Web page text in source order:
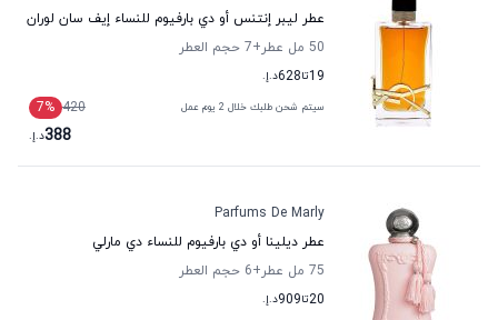
عطر ليبر إنتنس أو دي بارفيوم للنساء إيف سان لوران
50 مل عطر
+7
حجم العطر
19تا628د.إ.
سيتم شحن طلبك خلال 2 يوم عمل 420
7%
388د.إ.
Parfums De Marly
عطر ديلينا أو دي بارفيوم للنساء دي مارلي
75 مل عطر
+6
حجم العطر
20تا909د.إ.